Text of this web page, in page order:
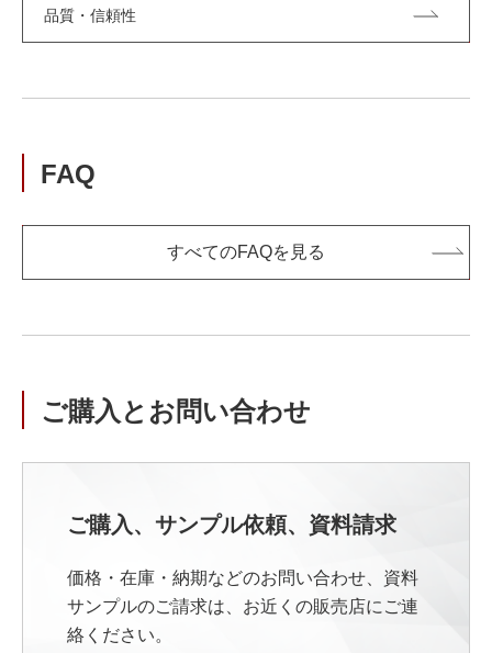
品質・信頼性
FAQ
すべてのFAQを見る
ご購入とお問い合わせ
ご購入、サンプル依頼、資料請求
価格・在庫・納期などのお問い合わせ、資料
サンプルのご請求は、お近くの販売店にご連
絡ください。